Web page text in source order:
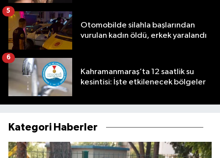
Otomobilde silahla başlarından
vurulan kadın öldü, erkek yaralandı
5
Kahramanmaraş’ta 12 saatlik su
kesintisi: İşte etkilenecek bölgeler
6
Kategori Haberler